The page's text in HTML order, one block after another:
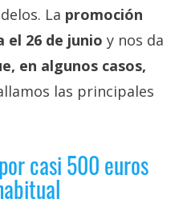
La promoción
el 26 de junio y nos da
en algunos casos,
las principales
casi 500 euros